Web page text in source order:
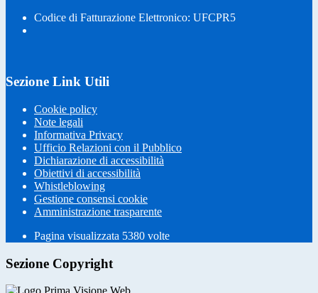
Codice di Fatturazione Elettronico: UFCPR5
Sezione Link Utili
Cookie policy
Note legali
Informativa Privacy
Ufficio Relazioni con il Pubblico
Dichiarazione di accessibilità
Obiettivi di accessibilità
Whistleblowing
Gestione consensi cookie
Amministrazione trasparente
Pagina visualizzata 5380 volte
Sezione Copyright